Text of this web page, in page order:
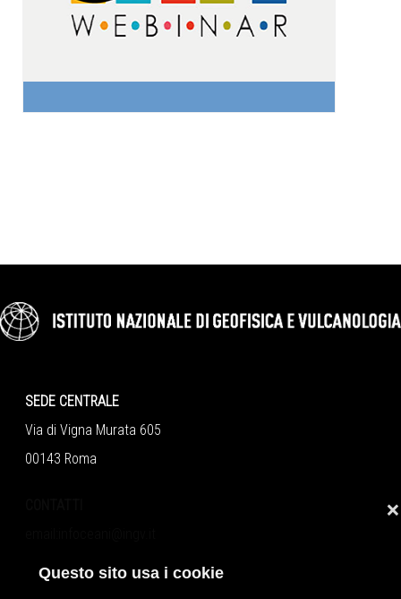
Questo sito usa i cookie
❌
vogliono rendere la propria didattica più
innovativa e STEAM. Cicli di webinar gratuiti con
utilizzare in classe, per arricchire e rendere più
SEDE CENTRALE
Via di Vigna Murata 605
00143 Roma